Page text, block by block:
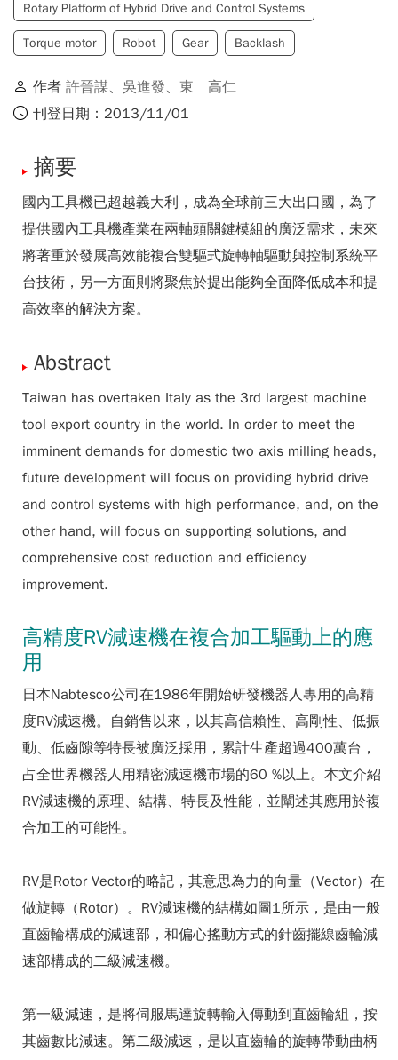
Rotary Platform of Hybrid Drive and Control Systems
Torque motor Robot Gear Backlash
作者 許晉謀、 吳進發、 東 高仁
刊登日期：2013/11/01
摘要
國內工具機已超越義大利，成為全球前三大出口國，為了
提供國內工具機產業在兩軸頭關鍵模組的廣泛需求，未來
將著重於發展高效能複合雙驅式旋轉軸驅動與控制系統平
台技術，另一方面則將聚焦於提出能夠全面降低成本和提
高效率的解決方案。
Abstract
Taiwan has overtaken Italy as the 3rd largest machine
tool export country in the world. In order to meet the
imminent demands for domestic two axis milling heads,
future development will focus on providing hybrid drive
and control systems with high performance, and, on the
other hand, will focus on supporting solutions, and
comprehensive cost reduction and efficiency
improvement.
高精度RV減速機在複合加工驅動上的應
用
日本Nabtesco公司在1986年開始研發機器人專用的高精
度RV減速機。自銷售以來，以其高信賴性、高剛性、低振
動、低齒隙等特長被廣泛採用，累計生產超過400萬台，
占全世界機器人用精密減速機市場的60 %以上。本文介紹
RV減速機的原理、結構、特長及性能，並闡述其應用於複
合加工的可能性。
RV是Rotor Vector的略記，其意思為力的向量（Vector）在
做旋轉（Rotor）。RV減速機的結構如圖1所示，是由一般
直齒輪構成的減速部，和偏心搖動方式的針齒擺線齒輪減
速部構成的二級減速機。
第一級減速，是將伺服馬達旋轉輸入傳動到直齒輪組，按
其齒數比減速。第二級減速，是以直齒輪的旋轉帶動曲柄